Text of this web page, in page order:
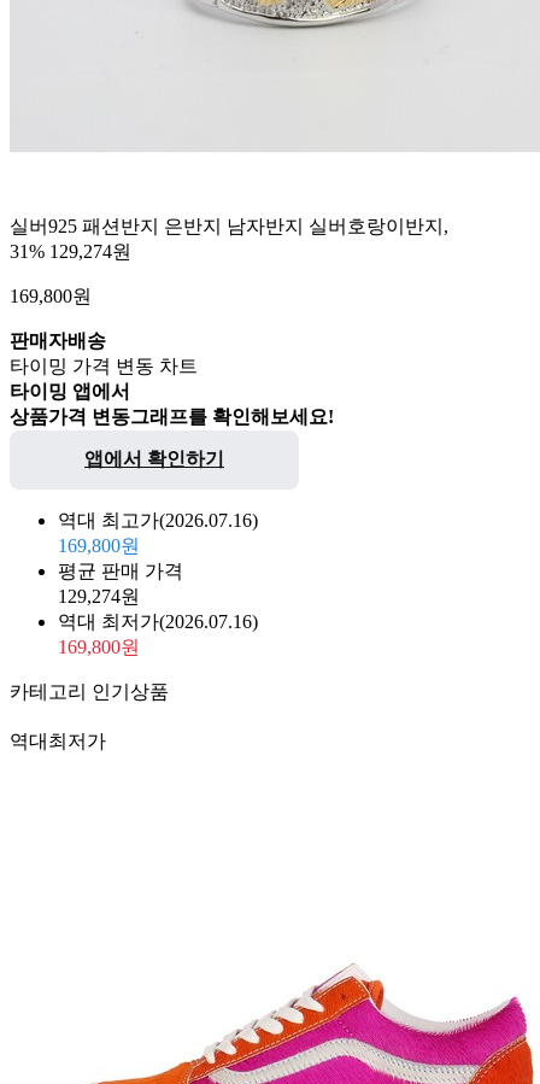
실버925 패션반지 은반지 남자반지 실버호랑이반지,
31% 129,274원
169,800원
판매자배송
타이밍 가격 변동 차트
타이밍 앱에서
상품가격 변동그래프를 확인해보세요!
앱에서 확인하기
역대 최고가(2026.07.16)
169,800원
평균 판매 가격
129,274원
역대 최저가(2026.07.16)
169,800원
카테고리 인기상품
역대최저가